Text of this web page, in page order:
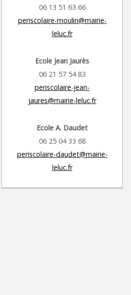
06 13 51 63 66
periscolaire-moulin@mairie-
leluc.fr
Ecole Jean Jaurès
06 21 57 54 83
periscolaire-jean-
jaures@mairie-leluc.fr
Ecole A. Daudet
06 25 04 33 68
periscolaire-daudet@mairie-
leluc.fr